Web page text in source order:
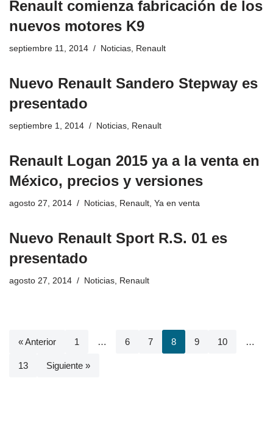
Renault comienza fabricación de los
nuevos motores K9
septiembre 11, 2014 Noticias, Renault
Nuevo Renault Sandero Stepway es
presentado
septiembre 1, 2014 Noticias, Renault
Renault Logan 2015 ya a la venta en
México, precios y versiones
agosto 27, 2014 Noticias, Renault, Ya en venta
Nuevo Renault Sport R.S. 01 es
presentado
agosto 27, 2014 Noticias, Renault
« Anterior 1 … 6 7 8 9 10 …
13 Siguiente »